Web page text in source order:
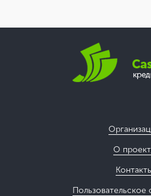
О
Пользовательское